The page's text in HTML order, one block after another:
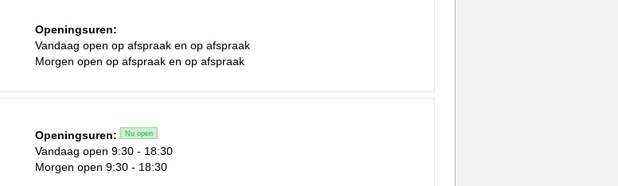
Openingsuren:
Vandaag open op afspraak en op afspraak
Morgen open op afspraak en op afspraak
Openingsuren: Nu open
Vandaag open 9:30 - 18:30
Morgen open 9:30 - 18:30